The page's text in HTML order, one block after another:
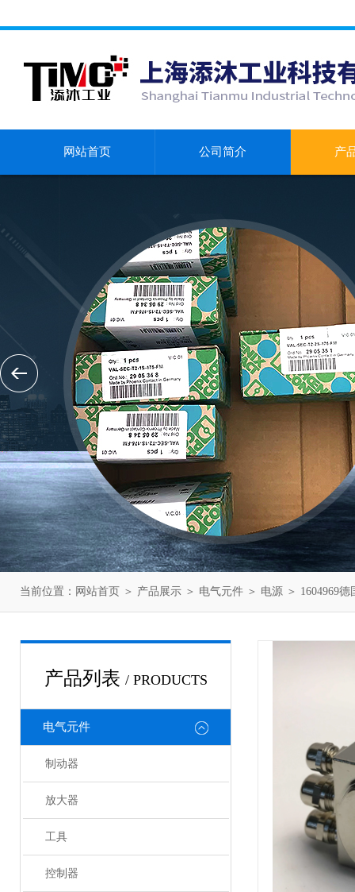
网站首页 公司简介 产
当前位置： 网站首页 ＞ 产品展示 ＞ 电气元件 ＞ 电源 ＞ 1604969
产品列表 / PRODUCTS
电气元件
制动器
放大器
工具
控制器